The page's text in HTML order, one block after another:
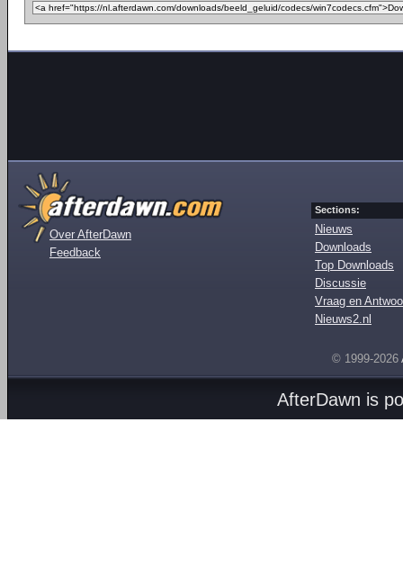
Over AfterDawn
Feedback
Sections:
Nieuws
Downloads
Top Downloads
Discussie
Vraag en
Nieuws2.nl
© 1999-2026
AfterDawn is